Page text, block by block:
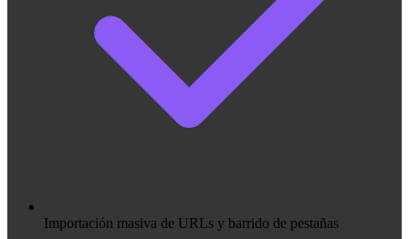
Importación masiva de URLs y barrido de pestañas